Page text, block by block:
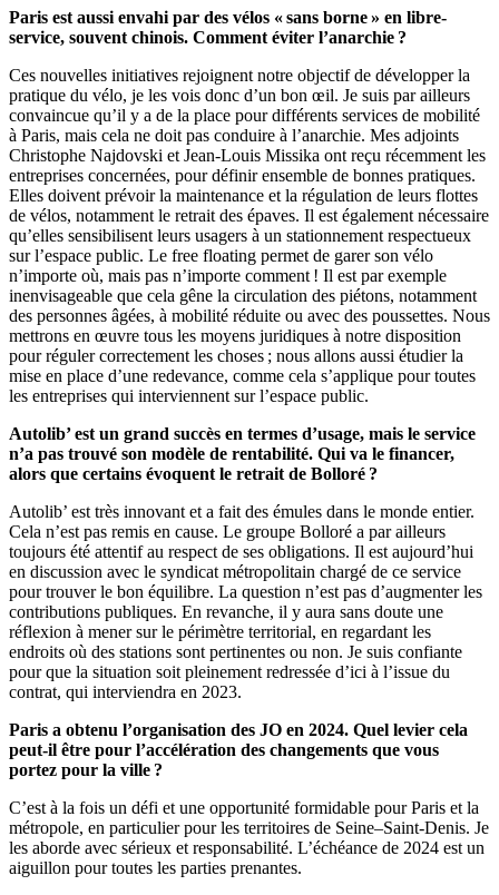
Paris est aussi envahi par des vélos « sans borne » en libre-
service, souvent chinois. Comment éviter l’anarchie ?
Ces nouvelles initiatives rejoignent notre objectif de développer la
pratique du vélo, je les vois donc d’un bon œil. Je suis par ailleurs
convaincue qu’il y a de la place pour différents services de mobilité
à Paris, mais cela ne doit pas conduire à l’anarchie. Mes adjoints
Christophe Najdovski et Jean-Louis Missika ont reçu récemment les
entreprises concernées, pour définir ensemble de bonnes pratiques.
Elles doivent prévoir la maintenance et la régulation de leurs flottes
de vélos, notamment le retrait des épaves. Il est également nécessaire
qu’elles sensibilisent leurs usagers à un stationnement respectueux
sur l’espace public. Le free floating permet de garer son vélo
n’importe où, mais pas n’importe comment ! Il est par exemple
inenvisageable que cela gêne la circulation des piétons, notamment
des personnes âgées, à mobilité réduite ou avec des poussettes. Nous
mettrons en œuvre tous les moyens juridiques à notre disposition
pour réguler correctement les choses ; nous allons aussi étudier la
mise en place d’une redevance, comme cela s’applique pour toutes
les entreprises qui interviennent sur l’espace public.
Autolib’ est un grand succès en termes d’usage, mais le service
n’a pas trouvé son modèle de rentabilité. Qui va le financer,
alors que certains évoquent le retrait de Bolloré ?
Autolib’ est très innovant et a fait des émules dans le monde entier.
Cela n’est pas remis en cause. Le groupe Bolloré a par ailleurs
toujours été attentif au respect de ses obligations. Il est aujourd’hui
en discussion avec le syndicat métropolitain chargé de ce service
pour trouver le bon équilibre. La question n’est pas d’augmenter les
contributions publiques. En revanche, il y aura sans doute une
réflexion à mener sur le périmètre territorial, en regardant les
endroits où des stations sont pertinentes ou non. Je suis confiante
pour que la situation soit pleinement redressée d’ici à l’issue du
contrat, qui interviendra en 2023.
Paris a obtenu l’organisation des JO en 2024. Quel levier cela
peut-il être pour l’accélération des changements que vous
portez pour la ville ?
C’est à la fois un défi et une opportunité formidable pour Paris et la
métropole, en particulier pour les territoires de Seine–Saint-Denis. Je
les aborde avec sérieux et responsabilité. L’échéance de 2024 est un
aiguillon pour toutes les parties prenantes.